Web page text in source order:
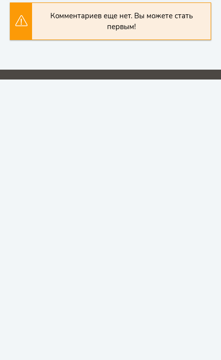
Комментариев еще нет. Вы можете стать
первым!